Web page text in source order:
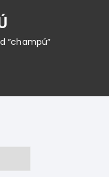
“champú”